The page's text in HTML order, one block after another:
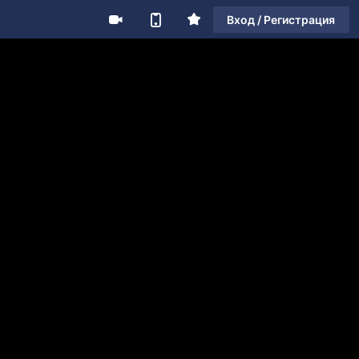
Вход / Регистрация